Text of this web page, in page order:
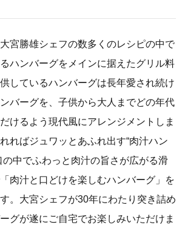
大宮勝雄シェフの数多くのレシピの中で
ハンバーグをメインに据えたグリル料
しているハンバーグは長年愛され続け
バーグを、子供から大人までどの年代
けるよう現代風にアレンジメントしま
ればジュワッとあふれ出す“肉汁ハン
の中でふわっと肉汁の旨さが広がる滑
肉汁と口どけを楽しむハンバーグ」を
。大宮シェフが30年にわたり突き詰め
グが遂にご自宅でお楽しみいただけま